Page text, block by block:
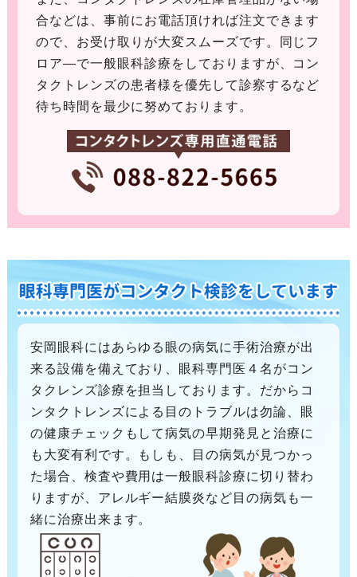
合などは、事前にお電話頂ければ注文できます
ので、お受け取りが大変スムーズです。同じフ
ロア―で一般眼科診療をしておりますが、コン
タクトレンズの患者様を優先して診察するなど
待ち時間を最少に努めております。
安岡眼科にはあらゆる眼の病気に手術治療が出
来る設備を備えており、眼科専門医４名がコン
タクレンズ診療を担当しております。だからコ
ンタクトレンズによる目のトラブルは勿論、眼
の健康チェックもして病気の早期発見と治療に
も大変有利です。もしも、目の病気が見つかっ
た場合、検査や費用は一般眼科診療に切り替わ
りますが、アレルギー結膜炎など目の病気も一
緒に治療出来ます。